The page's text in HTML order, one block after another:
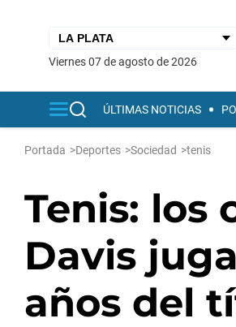
viernes 07 de agosto de 2026
ÚLTIMAS NOTICIAS
Portada >Deportes >Sociedad >tenis
Tenis: los
Davis
años del